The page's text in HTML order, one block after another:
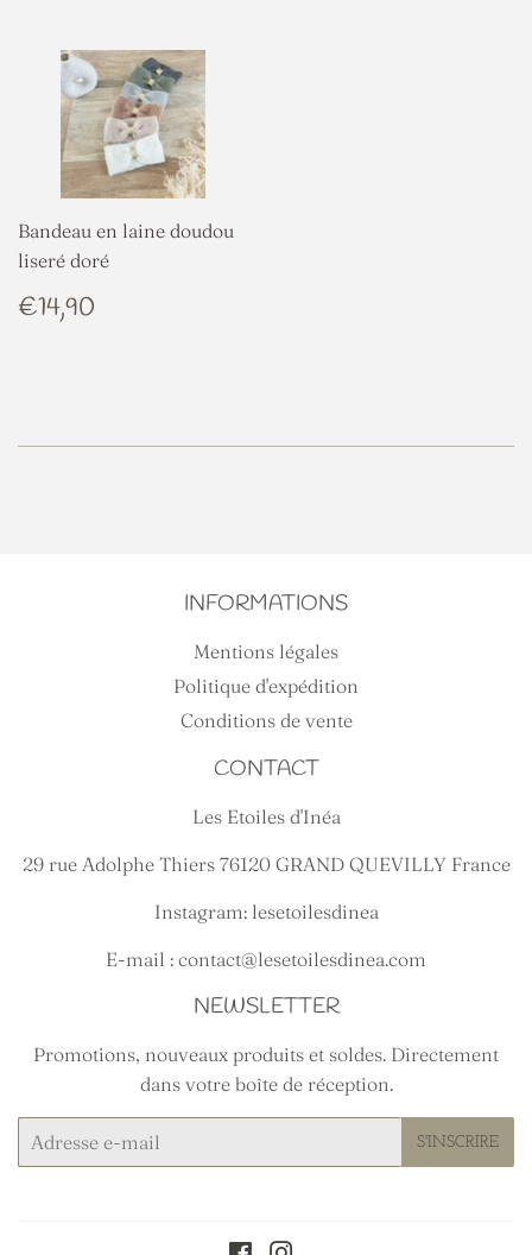
Bandeau en laine doudou
liseré doré
PRIX
RÉGULIER
€14,90
INFORMATIONS
Mentions légales
Politique d'expédition
Conditions de vente
CONTACT
Les Etoiles d'Inéa
29 rue Adolphe Thiers 76120 GRAND QUEVILLY France
Instagram: lesetoilesdinea
E-mail : contact@lesetoilesdinea.com
NEWSLETTER
Promotions, nouveaux produits et soldes. Directement
dans votre boîte de réception.
mails
S'INSCRIRE